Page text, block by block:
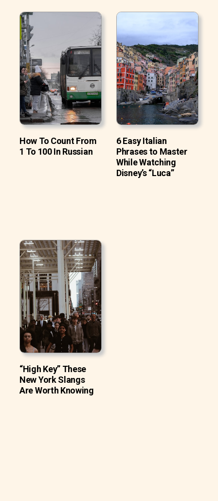
How To Count From
1 To 100 In Russian
6 Easy Italian
Phrases to Master
While Watching
Disney’s “Luca”
“High Key” These
New York Slangs
Are Worth Knowing